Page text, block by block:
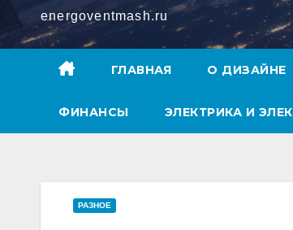
energoventmash.ru
ГЛАВНАЯ О ДИЗАЙНЕ
ФИНАНСЫ ЭЛЕКТРИКА И
РАЗНОЕ